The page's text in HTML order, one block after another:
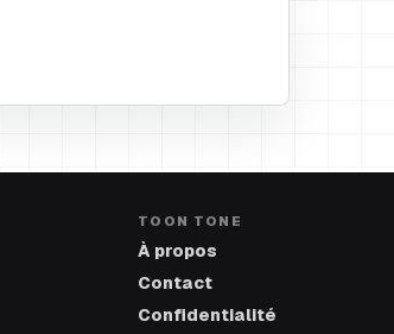
TOON TONE
À propos
Contact
Confidentialité